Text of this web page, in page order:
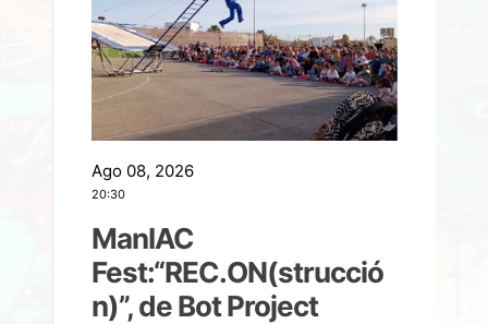
Ago 08, 2026
20:30
ManIAC
Fest:“REC.ON(strucció
n)”, de Bot Project